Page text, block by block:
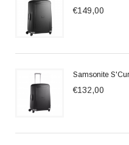
€149,00
Samsonite
€132,00